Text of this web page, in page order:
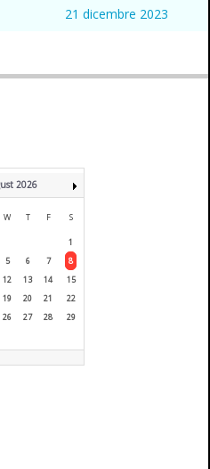
21 dicembre 2023
2026
W T F S
1
5 6 7
8
12 13 14
15
19 20 21
22
26 27 28
29